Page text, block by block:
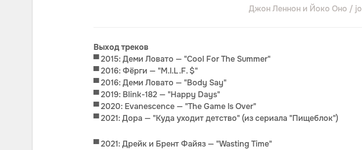
Джон Леннон и Йоко Оно /
Выход треков
▀2015: Деми Ловато — "Cool For The Summer"
▀2016: Фёрги — "M.I.L.F. $"
▀2016: Деми Ловато — "Body Say"
▀2019: Blink-182 — "Happy Days"
▀2020: Evanescence — "The Game Is Over"
▀ 2021: Дора — "Куда уходит детство" (из сериала "Пищеблок")
▀2021: Дрейк и Брент Файяз — "Wasting Time"